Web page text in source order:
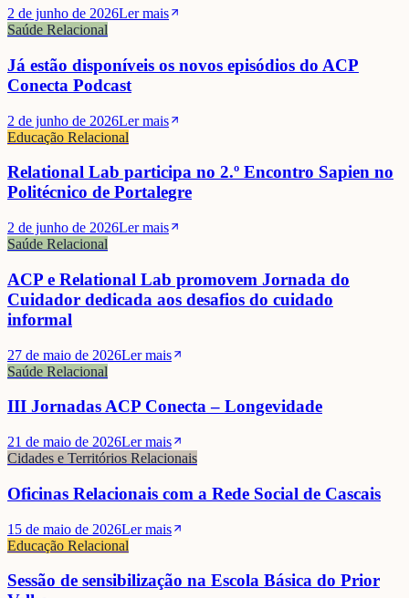
2 de junho de 2026Ler mais
Saúde Relacional
Já estão disponíveis os novos episódios do ACP
Conecta Podcast
2 de junho de 2026Ler mais
Educação Relacional
Relational Lab participa no 2.º Encontro Sapien no
Politécnico de Portalegre
2 de junho de 2026Ler mais
Saúde Relacional
ACP e Relational Lab promovem Jornada do
Cuidador dedicada aos desafios do cuidado
informal
27 de maio de 2026Ler mais
Saúde Relacional
III Jornadas ACP Conecta – Longevidade
21 de maio de 2026Ler mais
Cidades e Territórios Relacionais
Oficinas Relacionais com a Rede Social de Cascais
15 de maio de 2026Ler mais
Educação Relacional
Sessão de sensibilização na Escola Básica do Prior